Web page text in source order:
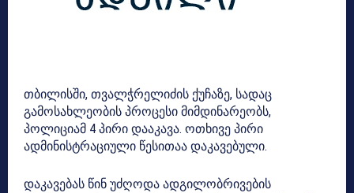
თბილისში, თვალჭრელიძის ქუჩაზე, სადაც
გამოსახლეობის პროცესი მიმდინარეობს,
პოლიციამ 4 პირი დააკავა. ოთხივე პირი
ადმინისტრაციული წესითაა დაკავებული.
დაკავებას წინ უძღოდა ადგილობრივების